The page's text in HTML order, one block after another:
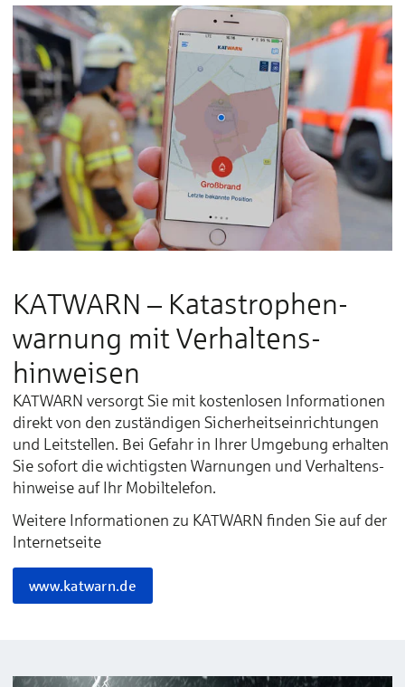
KATWARN – Katastrophen­
warnung mit Verhaltens­
hinweisen
KAT­WARN ver­­­­­sorgt Sie mit kos­­­­ten­­­­­lo­­­­sen In­­­­for­­­­­ma­­­­­tio­­­­nen
di­­­­rekt von den zu­­­­stän­­­­­di­­­­gen Si­­­­cher­­­­­heits­­­­­ein­­­­­rich­­­­­tun­­­­gen
und Leit­­­­­stel­­­­len. Bei Ge­­­­­fahr in Ih­­­­rer Um­­­­­­ge­­­­­bung er­­­­hal­­­­­ten
Sie so­­­­­fort die wich­­­­­tigs­­­­­ten War­­­­­nun­­­­gen und Ver­­­­­hal­­­­tens­­­­­
hin­­­­wei­­­­­se auf Ihr Mo­­­­bil­­­­­te­­­­le­­­­fon.
Wei­te­re In­­­­for­­­­ma­­­­­tio­­­­nen zu KAT­WARN fin­­­­­den Sie auf der
In­­­­ter­­­­net­­­­­sei­­­­te
www.katwarn.de